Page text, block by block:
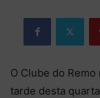
O Clube do
tarde desta